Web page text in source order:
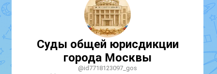
Суды общей юрисдикции
города Москвы
@id7718123097_gos